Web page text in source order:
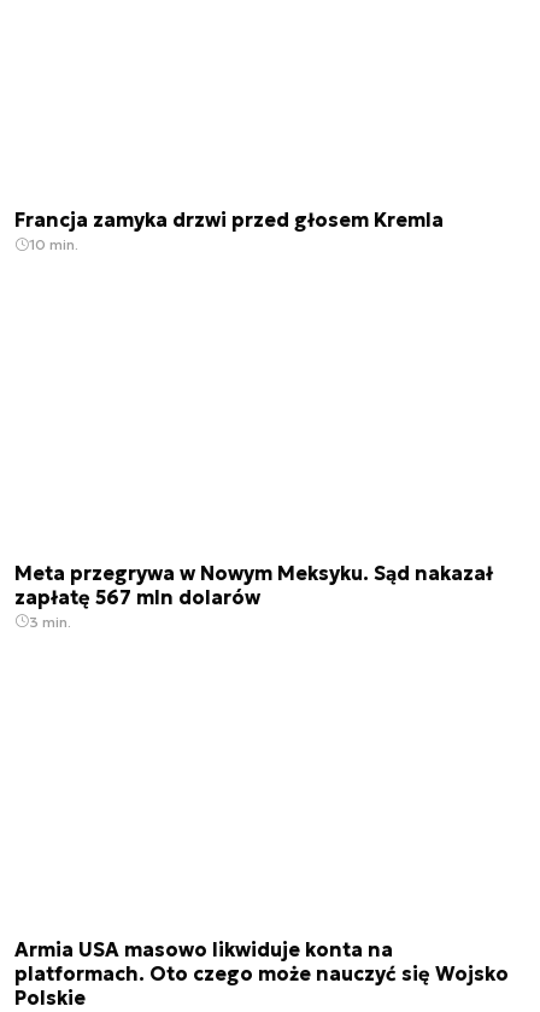
Francja zamyka drzwi przed głosem Kremla
10 min.
Meta przegrywa w Nowym Meksyku. Sąd nakazał
zapłatę 567 mln dolarów
3 min.
Armia USA masowo likwiduje konta na
platformach. Oto czego może nauczyć się Wojsko
Polskie